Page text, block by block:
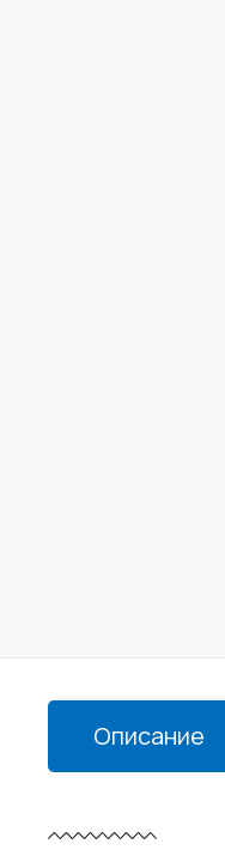
Описание